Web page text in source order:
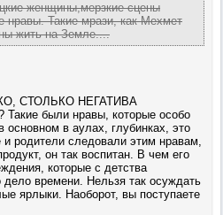
женщины,мерзкие сцены
нравы. Такие мрази, как Мехмет
жить на Земле....
СТОЛЬКО НЕГАТИВА
были нравы, которые особо
основном в аулах, глубинках, это
и родители следовали этим нравам,
он так воспитан. В чем его
которые с детства
дело времени. Нельзя так осуждать
ярлыки. Наоборот, вы поступаете